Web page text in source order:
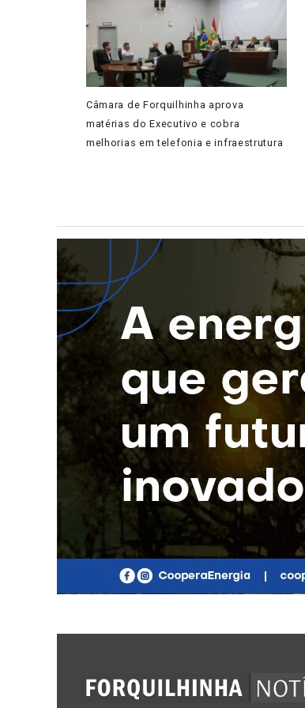
Câmara de Forquilhinha aprova
matérias do Executivo e cobra
melhorias em telefonia e infraestrutura